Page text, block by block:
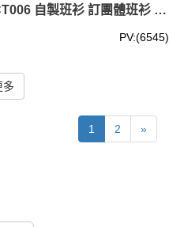
CT006 自製班衫 訂團體班衫 DIY班衫
PV:(6545)
多
1 2 »